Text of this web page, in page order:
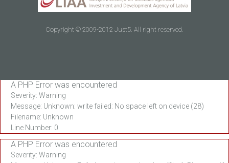
Copyright © 2009-2012 Just5. All right reserved.
A PHP Error was encountered
Severity: Warning
Message: Unknown: write failed: No space left on device (28)
Filename: Unknown
Line Number: 0
A PHP Error was encountered
Severity: Warning